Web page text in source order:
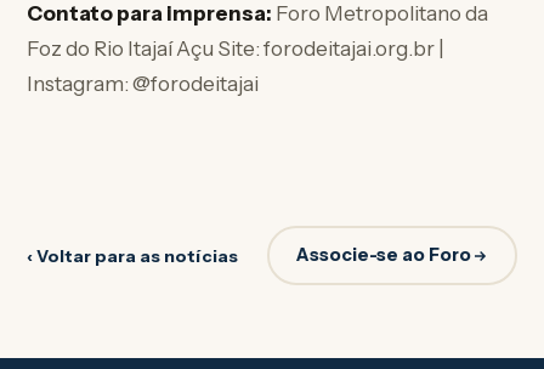
Contato para imprensa: Foro Metropolitano da
Foz do Rio Itajaí Açu Site: forodeitajai.org.br |
Instagram: @forodeitajai
‹ Voltar para as notícias Associe-se ao Foro